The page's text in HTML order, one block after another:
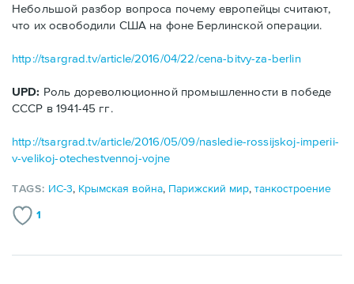
Небольшой разбор вопроса почему европейцы считают,
что их освободили США на фоне Берлинской операции.
http://tsargrad.tv/article/2016/04/22/cena-bitvy-za-berlin
UPD: Роль дореволюционной промышленности в победе
СССР в 1941-45 гг.
http://tsargrad.tv/article/2016/05/09/nasledie-rossijskoj-imperii-
v-velikoj-otechestvennoj-vojne
TAGS: ИС-3, Крымская война, Парижский мир,танкостроение
1